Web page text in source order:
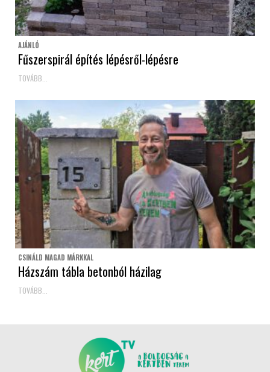
AJÁNLÓ
Fűszerspirál építés lépésről-lépésre
TOVÁBB...
CSINÁLD MAGAD MÁRKKAL
Házszám tábla betonból házilag
TOVÁBB...